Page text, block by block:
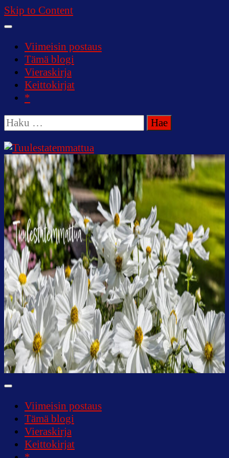
Skip to Content
Viimeisin postaus
Tämä blogi
Vieraskirja
Keittokirjat
*
Haku:
Tuulestatemmattua
Viimeisin postaus
Tämä blogi
Vieraskirja
Keittokirjat